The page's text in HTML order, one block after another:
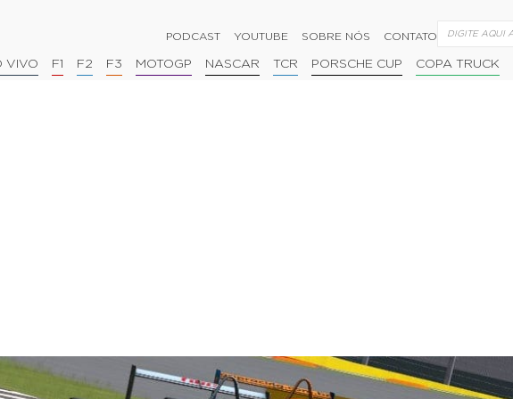
PODCAST YOUTUBE SOBRE NÓS CONTATO
VIVO F1 F2 F3 MOTOGP NASCAR TCR PORSCHE CUP COPA TRUCK